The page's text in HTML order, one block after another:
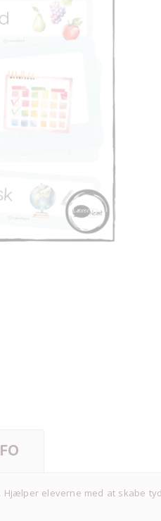
eleverne med at skabe